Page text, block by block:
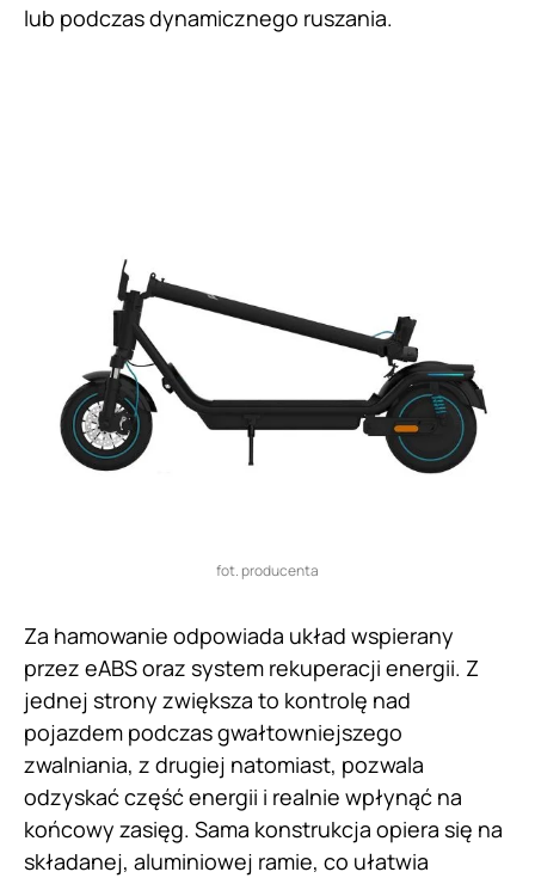
lub podczas dynamicznego ruszania.
fot. producenta
Za hamowanie odpowiada układ wspierany
przez eABS oraz system rekuperacji energii. Z
jednej strony zwiększa to kontrolę nad
pojazdem podczas gwałtowniejszego
zwalniania, z drugiej natomiast, pozwala
odzyskać część energii i realnie wpłynąć na
końcowy zasięg. Sama konstrukcja opiera się na
składanej, aluminiowej ramie, co ułatwia